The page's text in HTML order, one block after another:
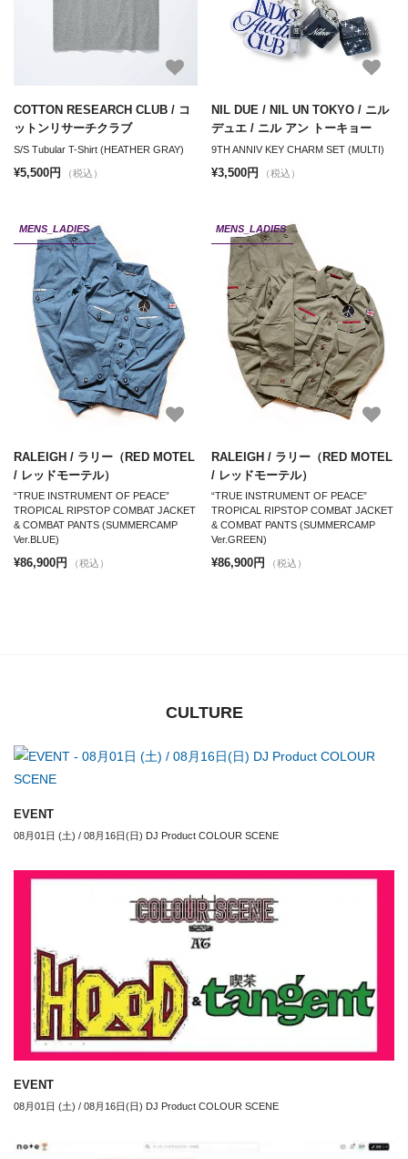
COTTON RESEARCH CLUB / コ
ットンリサーチクラブ
S/S Tubular T-Shirt (HEATHER GRAY)
¥5,500円 （税込）
NIL DUE / NIL UN TOKYO / ニル
デュエ / ニル アン トーキョー
9TH ANNIV KEY CHARM SET (MULTI)
¥3,500円 （税込）
MENS_LADIES
RALEIGH / ラリー（RED MOTEL
/ レッドモーテル）
“TRUE INSTRUMENT OF PEACE”
TROPICAL RIPSTOP COMBAT JACKET
& COMBAT PANTS (SUMMERCAMP
Ver.BLUE)
¥86,900円 （税込）
MENS_LADIES
RALEIGH / ラリー（RED MOTEL
/ レッドモーテル）
“TRUE INSTRUMENT OF PEACE”
TROPICAL RIPSTOP COMBAT JACKET
& COMBAT PANTS (SUMMERCAMP
Ver.GREEN)
¥86,900円 （税込）
CULTURE
EVENT
08月01日 (土) / 08月16日(日) DJ Product COLOUR SCENE
EVENT
08月01日 (土) / 08月16日(日) DJ Product COLOUR SCENE